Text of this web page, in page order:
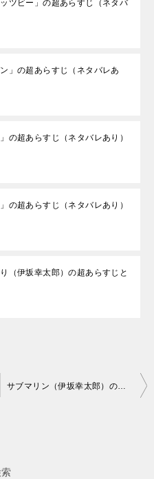
ッツビー」の超あらすじ（ネタバ
」の超あらすじ（ネタバレあ
の超あらすじ（ネタバレあり）
の超あらすじ（ネタバレあり）
（伊坂幸太郎）の超あらすじと
サブマリン（伊坂幸太郎）の超あらすじとネタバレ